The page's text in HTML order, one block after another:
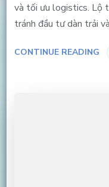
và tối ưu logistics. Lộ
tránh đầu tư dàn trải
CONTINUE READING